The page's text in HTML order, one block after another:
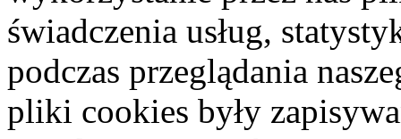
świadczenia usług,
podczas przeglądania
pliki cookies były